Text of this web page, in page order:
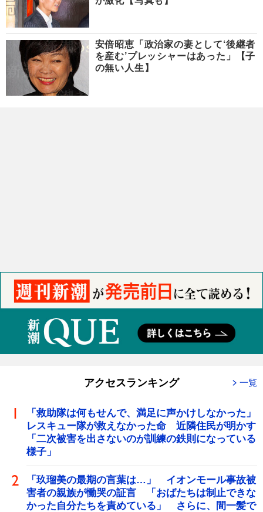
安倍昭恵「政治家の妻として‘後継者
を産む’プレッシャーはあった」【子
の無い人生】
アクセスランキング 一覧
「救助隊は何もせんで、満足に声かけしなかった」
レスキュー隊が救えなかった命 近隣住民が明かす
「二次被害を出さないのが訓練の鉄則になっている
様子」
「玖瑠美の最期の言葉は…」 イオンモール事故被
害者の親族が慟哭の証言 「おばたちは制止できな
かった自分たちを責めている」 さらに、間一髪で